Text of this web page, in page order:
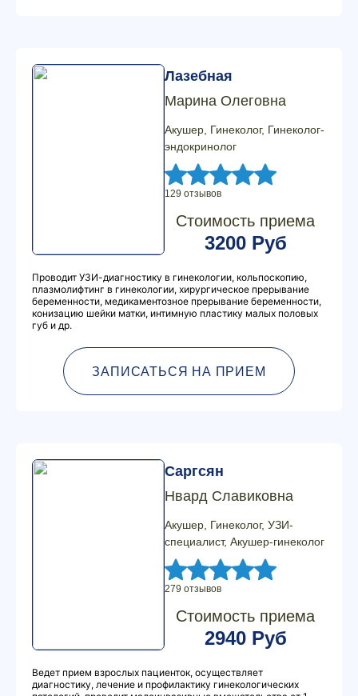
Лазебная
Марина Олеговна
Акушер, Гинеколог, Гинеколог-
эндокринолог
129 отзывов
Стоимость приема
3200 Руб
Проводит УЗИ-диагностику в гинекологии, кольпоскопию,
плазмолифтинг в гинекологии, хирургическое прерывание
беременности, медикаментозное прерывание беременности,
конизацию шейки матки, интимную пластику малых половых
губ и др.
ЗАПИСАТЬСЯ НА ПРИЕМ
Саргсян
Нвард Славиковна
Акушер, Гинеколог, УЗИ-
специалист, Акушер-гинеколог
279 отзывов
Стоимость приема
2940 Руб
Ведет прием взрослых пациенток, осуществляет
диагностику, лечение и профилактику гинекологических